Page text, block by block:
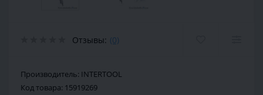
Отзывы: (0)
Производитель: INTERTOOL
Код товара: 15919269